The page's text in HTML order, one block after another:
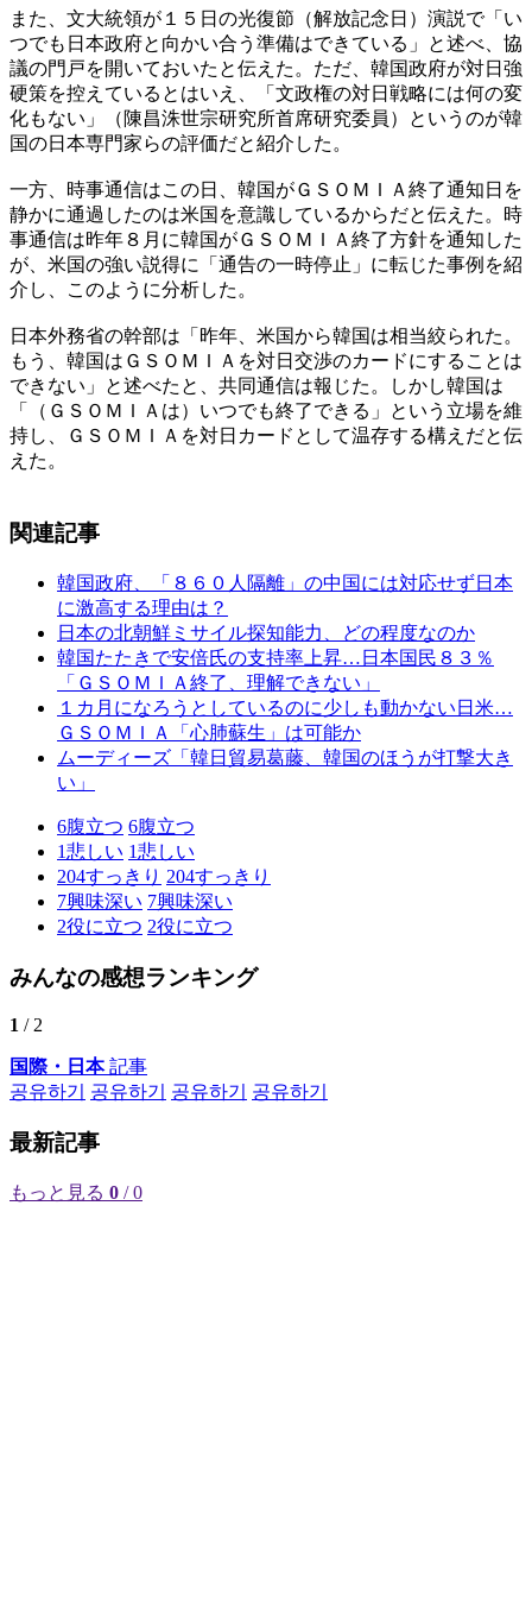
また、文大統領が１５日の光復節（解放記念日）演説で「い
つでも日本政府と向かい合う準備はできている」と述べ、協
議の門戸を開いておいたと伝えた。ただ、韓国政府が対日強
硬策を控えているとはいえ、「文政権の対日戦略には何の変
化もない」（陳昌洙世宗研究所首席研究委員）というのが韓
国の日本専門家らの評価だと紹介した。
一方、時事通信はこの日、韓国がＧＳＯＭＩＡ終了通知日を
静かに通過したのは米国を意識しているからだと伝えた。時
事通信は昨年８月に韓国がＧＳＯＭＩＡ終了方針を通知した
が、米国の強い説得に「通告の一時停止」に転じた事例を紹
介し、このように分析した。
日本外務省の幹部は「昨年、米国から韓国は相当絞られた。
もう、韓国はＧＳＯＭＩＡを対日交渉のカードにすることは
できない」と述べたと、共同通信は報じた。しかし韓国は
「（ＧＳＯＭＩＡは）いつでも終了できる」という立場を維
持し、ＧＳＯＭＩＡを対日カードとして温存する構えだと伝
えた。
関連記事
韓国政府、「８６０人隔離」の中国には対応せず日本
に激高する理由は？
日本の北朝鮮ミサイル探知能力、どの程度なのか
韓国たたきで安倍氏の支持率上昇…日本国民８３％
「ＧＳＯＭＩＡ終了、理解できない」
１カ月になろうとしているのに少しも動かない日米…
ＧＳＯＭＩＡ「心肺蘇生」は可能か
ムーディーズ「韓日貿易葛藤、韓国のほうが打撃大き
い」
6腹立つ 6腹立つ
1悲しい 1悲しい
204すっきり 204すっきり
7興味深い 7興味深い
2役に立つ 2役に立つ
みんなの感想ランキング
1 / 2
国際・日本記事
공유하기
공유하기 공유하기 공유하기
最新記事
もっと見る 0 / 0